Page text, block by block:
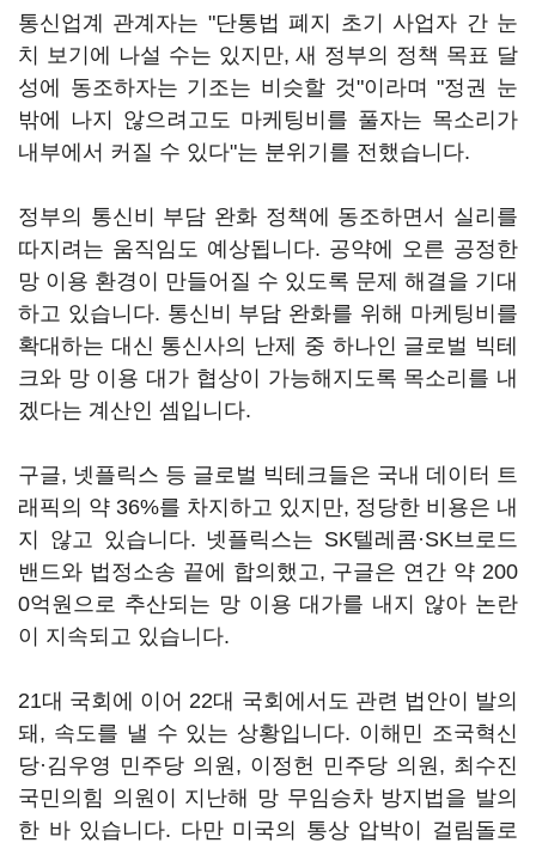
통신업계 관계자는 "단통법 폐지 초기 사업자 간 눈
치 보기에 나설 수는 있지만, 새 정부의 정책 목표 달
성에 동조하자는 기조는 비슷할 것"이라며 "정권 눈
밖에 나지 않으려고도 마케팅비를 풀자는 목소리가
내부에서 커질 수 있다"는 분위기를 전했습니다.
정부의 통신비 부담 완화 정책에 동조하면서 실리를
따지려는 움직임도 예상됩니다. 공약에 오른 공정한
망 이용 환경이 만들어질 수 있도록 문제 해결을 기대
하고 있습니다. 통신비 부담 완화를 위해 마케팅비를
확대하는 대신 통신사의 난제 중 하나인 글로벌 빅테
크와 망 이용 대가 협상이 가능해지도록 목소리를 내
겠다는 계산인 셈입니다.
구글, 넷플릭스 등 글로벌 빅테크들은 국내 데이터 트
래픽의 약 36%를 차지하고 있지만, 정당한 비용은 내
지 않고 있습니다. 넷플릭스는 SK텔레콤·SK브로드
밴드와 법정소송 끝에 합의했고, 구글은 연간 약 200
0억원으로 추산되는 망 이용 대가를 내지 않아 논란
이 지속되고 있습니다.
21대 국회에 이어 22대 국회에서도 관련 법안이 발의
돼, 속도를 낼 수 있는 상황입니다. 이해민 조국혁신
당·김우영 민주당 의원, 이정헌 민주당 의원, 최수진
국민의힘 의원이 지난해 망 무임승차 방지법을 발의
한 바 있습니다. 다만 미국의 통상 압박이 걸림돌로